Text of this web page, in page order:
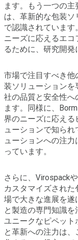
ます。もう一つの主
は、革新的な包装
で認識されていま
ニーズに応えるエ
るために、研究開発
市場で注目すべき
装ソリューションを
社の品質と安全性
ます。同様に、
界のニーズに応える
ューションで知ら
ューションへの注
っています。
さらに、Virospack
カスタマイズされ
場で大きな進展を
と製造の専門知識
ユニークなピペッ
と革新への注力は